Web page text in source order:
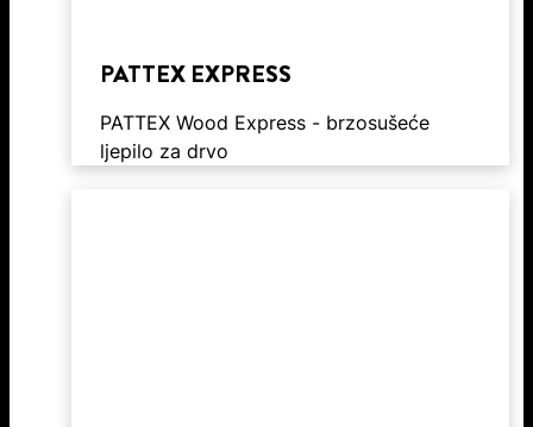
PATTEX EXPRESS
PATTEX Wood Express - brzosušeće
ljepilo za drvo